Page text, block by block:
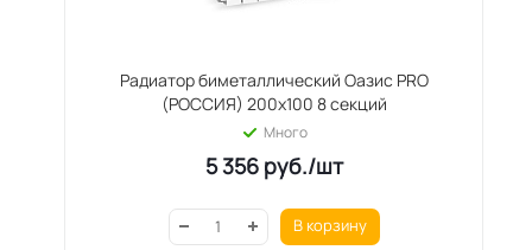
Радиатор биметаллический Оазис PRO
(РОССИЯ) 200х100 8 секций
Много
5 356руб./шт
В корзину